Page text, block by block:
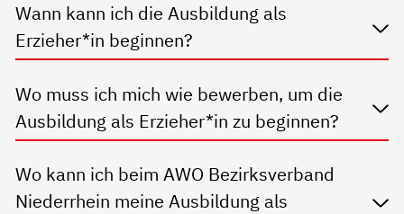
Wann kann ich die Ausbildung als
Erzieher*in beginnen?
Wo muss ich mich wie bewerben, um die
Ausbildung als Erzieher*in zu beginnen?
Wo kann ich beim AWO Bezirksverband
Niederrhein meine Ausbildung als